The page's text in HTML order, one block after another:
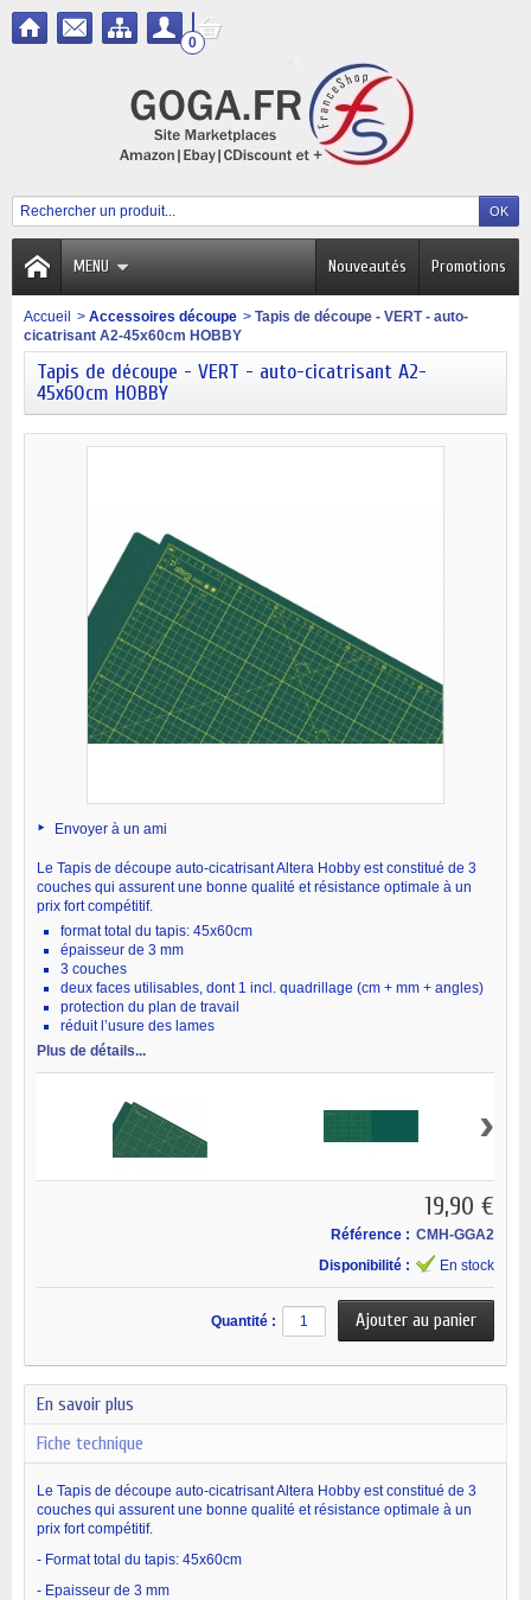
0
MENU Promotions
Nouveautés
Accueil > Accessoires découpe > Tapis de découpe - VERT - auto-
cicatrisant A2-45x60cm HOBBY
Tapis de découpe - VERT - auto-cicatrisant A2-
45x60cm HOBBY
Envoyer à un ami
Le Tapis de découpe auto-cicatrisant Altera Hobby est constitué de 3
couches qui assurent une bonne qualité et résistance optimale à un
prix fort compétitif.
format total du tapis: 45x60cm
épaisseur de 3 mm
3 couches
deux faces utilisables, dont 1 incl. quadrillage (cm + mm + angles)
protection du plan de travail
réduit l’usure des lames
Plus de détails...
›
19,90 €
Référence : CMH-GGA2
Disponibilité :
En stock
Quantité :
En savoir plus
Fiche technique
Le Tapis de découpe auto-cicatrisant Altera Hobby est constitué de 3
couches qui assurent une bonne qualité et résistance optimale à un
prix fort compétitif.
- Format total du tapis: 45x60cm
- Epaisseur de 3 mm